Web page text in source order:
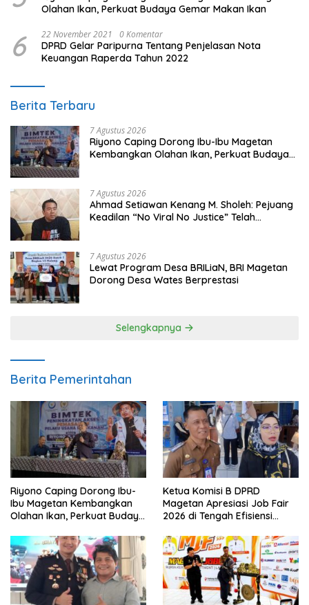
Olahan Ikan, Perkuat Budaya Gemar Makan Ikan
6 22 November 2021 0 Komentar
DPRD Gelar Paripurna Tentang Penjelasan Nota
Keuangan Raperda Tahun 2022
Berita Terbaru
7 Agustus 2026
Riyono Caping Dorong Ibu-Ibu Magetan
Kembangkan Olahan Ikan, Perkuat Budaya
7 Agustus 2026
Ahmad Setiawan Kenang M. Sholeh: Pejuang
Keadilan “No Viral No Justice” Telah
7 Agustus 2026
Lewat Program Desa BRILiaN, BRI Magetan
Dorong Desa Wates Berprestasi
Selengkapnya
Berita Pemerintahan
Riyono Caping Dorong Ibu-
Ibu Magetan Kembangkan
Olahan Ikan, Perkuat Budaya
Ketua Komisi B DPRD
Magetan Apresiasi Job Fair
2026 di Tengah Efisiensi